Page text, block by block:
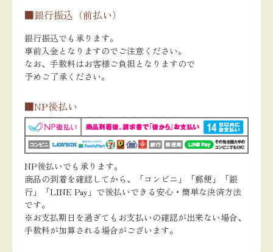
■銀行振込（前払い）
銀行振込でも承ります。
事前入金となりますのでご注意ください。
なお、手数料はお客様ご負担となりますので
予めご了承ください。
■NP後払い
NP後払いでも承ります。
商品の到着を確認してから、「コンビニ」「郵便」「銀
行」「LINE Pay」で後払いできる安心・簡単な決済方法
です。
※お支払期日を過ぎてもお支払いの確認が出来ない場合、
手数料が加算される場合がございます。